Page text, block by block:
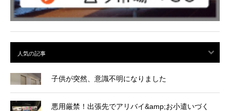
子供が突然、意識不明になりました
悪用厳禁！出張先でアリバイ&amp;お小遣いづく